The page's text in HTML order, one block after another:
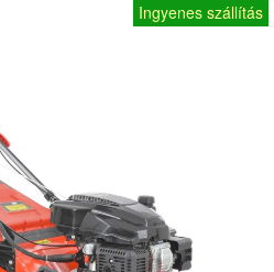
Ingyenes szállítás